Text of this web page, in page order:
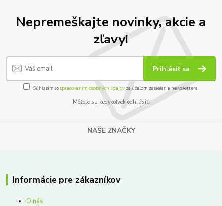
Nepremeškajte novinky, akcie a
zľavy!
Prihlásiť sa
Súhlasím sospracovaním osobných údajov za účelom zasielania newslettera.
Môžete sa kedykoľvek odhlásiť.
NAŠE ZNAČKY
Informácie pre zákazníkov
O nás